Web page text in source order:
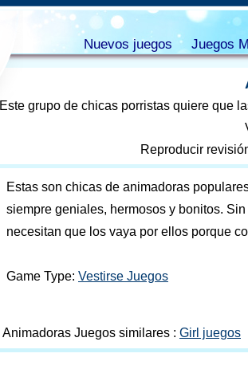
Este grupo de chicas porristas quiere que
Reproducir
Estas son chicas de animadoras
siempre geniales, hermosos y bonitos.
necesitan que los vaya por ellos porque
Game Type: Vestirse Juegos
Animadoras Juegos similares : Girl juegos
Nuevos juegos Juegos